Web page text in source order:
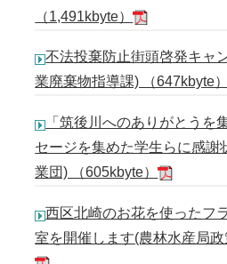
（1,491kbyte）
不法投棄防止街頭啓発キャ
業廃棄物指導課) （647kbyte
「筑後川へのありがとうを
セージを集めた学生らに感謝
業団) （605kbyte）
西区北崎のお花を使ったフ
室を開催します(農林水産局政